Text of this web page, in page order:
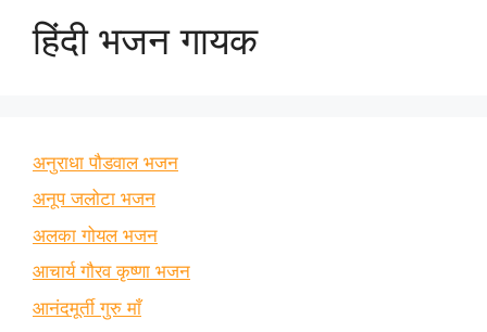
हिंदी भजन गायक
अनुराधा पौडवाल भजन
अनूप जलोटा भजन
अलका गोयल भजन
आचार्य गौरव कृष्णा भजन
आनंदमूर्ती गुरु माँ